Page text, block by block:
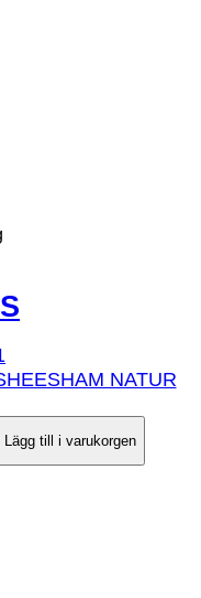
NATUR
Lägg till i varukorgen